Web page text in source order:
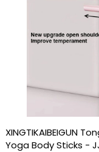
XINGTIKAIBEIGUN
Yoga Body Sticks -